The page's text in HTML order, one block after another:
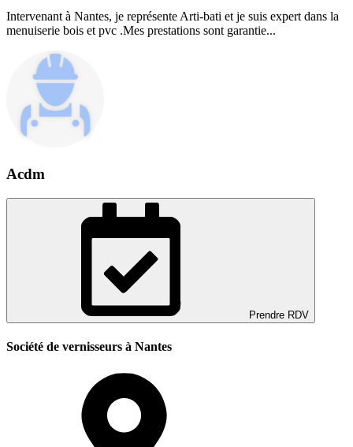
Intervenant à Nantes, je représente Arti-bati et je suis expert dans la
menuiserie bois et pvc .Mes prestations sont garantie...
Acdm
Prendre RDV
Société de vernisseurs à Nantes